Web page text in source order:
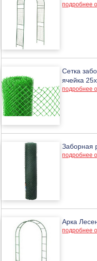
подробнее
Сетка
ячейка
подробнее
Заборная
подробнее
Арка
подробнее